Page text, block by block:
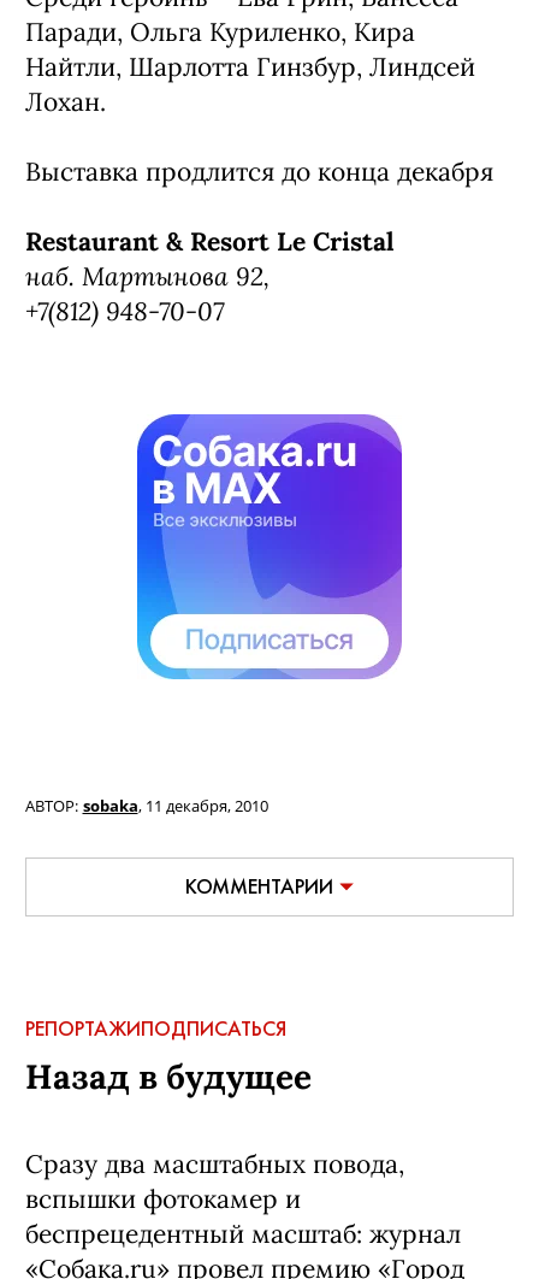
оригинальный фотопроект - выставку
портретов самых известных женщин
планеты, которые позировали перед
фотообъективами таких талантливых
мастеров, как Rankin, Carter Smith,
Benoit Peverelli.
Среди героинь – Ева Грин, Ванесса
Паради, Ольга Куриленко, Кира
Найтли, Шарлотта Гинзбур, Линдсей
Выставка продлится до конца декабря
Restaurant & Resort Le Cristal
наб. Мартынова 92,
+7(812) 948-70-07
АВТОР: sobaka ,11 декабря, 2010
КОММЕНТАРИИ